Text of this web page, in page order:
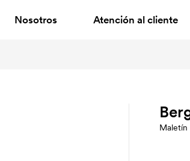
Nosotros Atención al cliente
Maletín